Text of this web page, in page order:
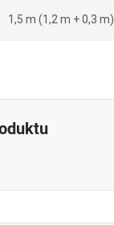
1,5 m (1,2 m + 0,3 m)